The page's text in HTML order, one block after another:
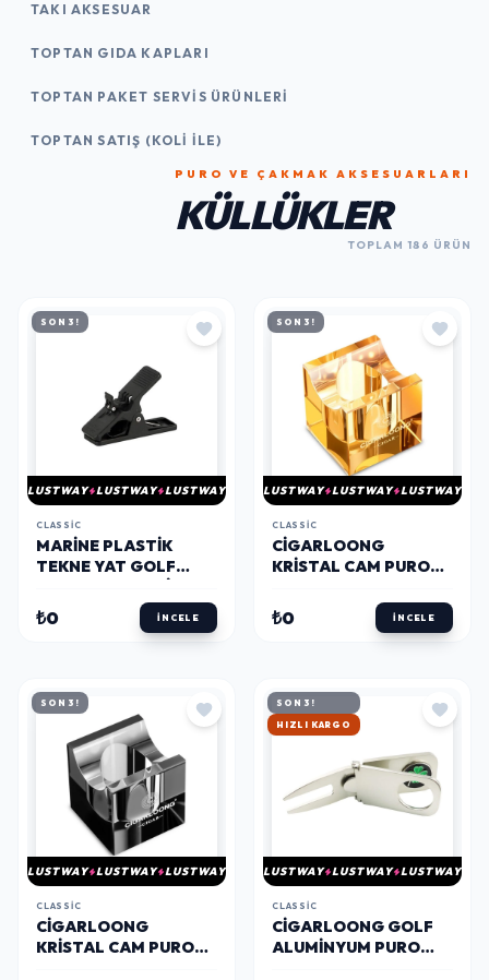
TAKI AKSESUAR
TOPTAN GIDA KAPLARI
TOPTAN PAKET SERVIS ÜRÜNLERI
TOPTAN SATIŞ (KOLI İLE)
PURO VE ÇAKMAK AKSESUARLARI
KÜLLÜKLER
TOPLAM 186 ÜRÜN
SON 3!
LUSTWAY LUSTWAY LUSTWAY
CLASSIC
MARINE PLASTIK
TEKNE YAT GOLF
₺0 İNCELE
SON 3!
LUSTWAY LUSTWAY LUSTWAY
CLASSIC
CIGARLOONG
KRISTAL CAM PURO
GOLD
₺0 İNCELE
SON 3!
LUSTWAY LUSTWAY LUSTWAY
CLASSIC
CIGARLOONG
KRISTAL CAM PURO
SON 3!
HIZLI KARGO
LUSTWAY LUSTWAY LUSTWAY
CLASSIC
CIGARLOONG GOLF
ALUMINYUM PURO